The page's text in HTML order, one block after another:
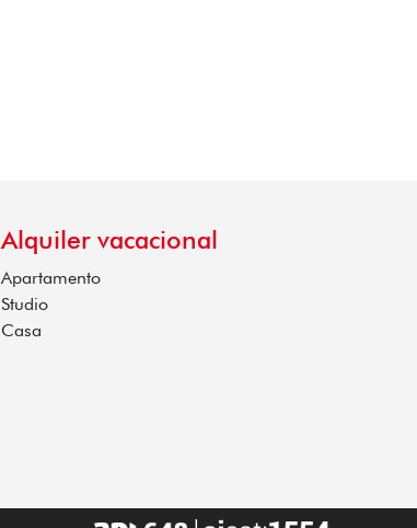
Alquiler vacacional
Apartamento
Studio
Casa